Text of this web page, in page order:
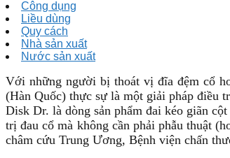
Công dụng
Liều dùng
Quy cách
Nhà sản xuất
Nước sản xuất
Với những người bị thoát vị đĩa đệm cổ
(Hàn Quốc) thực sự là một giải pháp điều
Disk Dr. là dòng sản phẩm đai kéo giãn
trị đau cổ mà không cần phải phẫu thuật
châm cứu Trung Ương, Bệnh viện chấn